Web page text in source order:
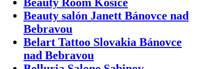
Beauty salón Janett Bánovce nad
Bebravou
Belart Tattoo Slovakia Bánovce
nad Bebravou